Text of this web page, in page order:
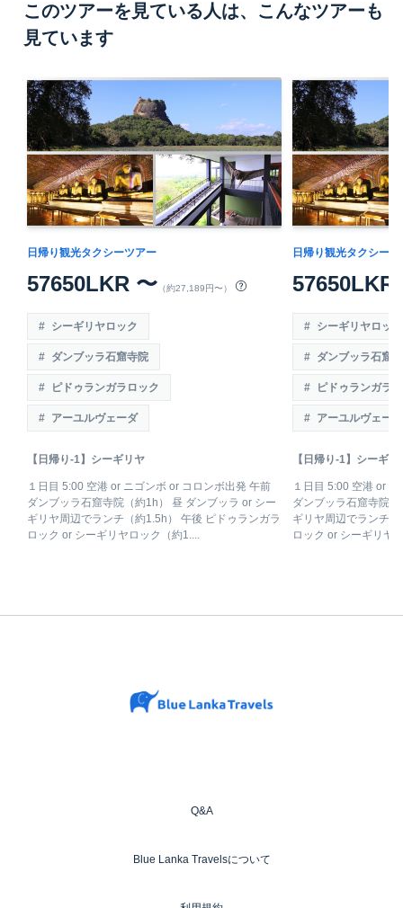
このツアーを見ている人は、こんなツアーも
見ています
日帰り観光タクシーツアー
57650LKR 〜 （約27,189円〜）
シーギリヤロック
ダンブッラ石窟寺院
ピドゥランガラロック
アーユルヴェーダ
【日帰り-1】シーギリヤ
１日目 5:00 空港 or ニゴンボ or コロンボ出発 午前
ダンブッラ石窟寺院（約1h） 昼 ダンブッラ or シー
ギリヤ周辺でランチ（約1.5h） 午後 ピドゥランガラ
ロック or シーギリヤロック（約1....
日帰り観光タクシーツ
57650LKR
シーギリヤロック
ダンブッラ石窟
ピドゥランガラ
アーユルヴェーダ
【日帰り-1】シーギリ
１日目 5:00 空港 or
ダンブッラ石窟寺院
ギリヤ周辺でランチ
ロック or シーギリヤ
Q&A
Blue Lanka Travelsについて